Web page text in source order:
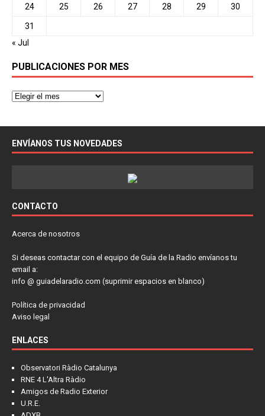
24 25 26 27 28 29 30
31
« Jul
PUBLICACIONES POR MES
ENVÍANOS TUS NOVEDADES
CONTACTO
Acerca de nosotros
Si deseas contactar con el equipo de Guía de la Radio envíanos tu
email a:
info @ guiadelaradio.com (suprimir espacios en blanco)
Política de privacidad
Aviso legal
ENLACES
Observatori Ràdio Catalunya
RNE 4 L'Altra Ràdio
Amigos de Radio Exterior
U.R.E.